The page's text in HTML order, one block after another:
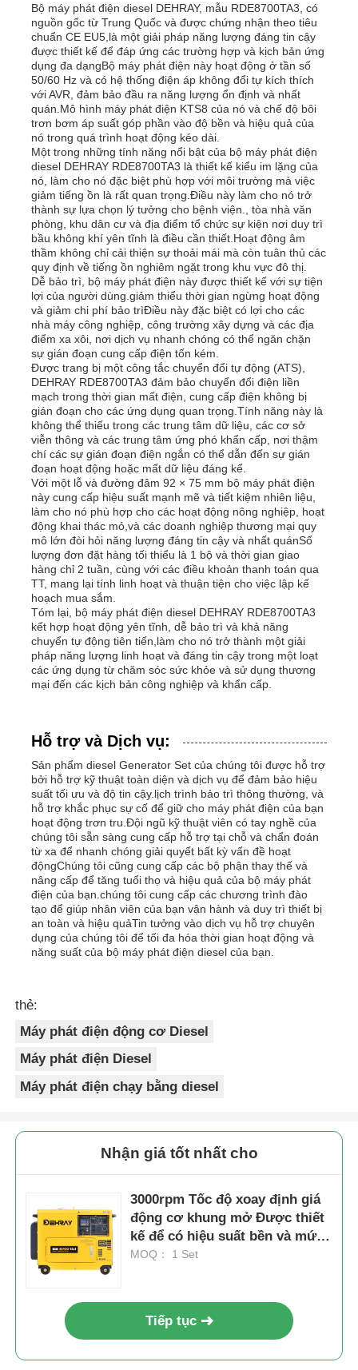
Bộ máy phát điện diesel DEHRAY, mẫu RDE8700TA3, có
nguồn gốc từ Trung Quốc và được chứng nhận theo tiêu
chuẩn CE EU5,là một giải pháp năng lượng đáng tin cậy
được thiết kế để đáp ứng các trường hợp và kịch bản ứng
dụng đa dạngBộ máy phát điện này hoạt động ở tần số
50/60 Hz và có hệ thống điện áp không đổi tự kích thích
với AVR, đảm bảo đầu ra năng lượng ổn định và nhất
quán.Mô hình máy phát điện KTS8 của nó và chế độ bôi
trơn bơm áp suất góp phần vào độ bền và hiệu quả của
nó trong quá trình hoạt động kéo dài.
Một trong những tính năng nổi bật của bộ máy phát điện
diesel DEHRAY RDE8700TA3 là thiết kế kiểu im lặng của
nó, làm cho nó đặc biệt phù hợp với môi trường mà việc
giảm tiếng ồn là rất quan trọng.Điều này làm cho nó trở
thành sự lựa chọn lý tưởng cho bệnh viện., tòa nhà văn
phòng, khu dân cư và địa điểm tổ chức sự kiện nơi duy trì
bầu không khí yên tĩnh là điều cần thiết.Hoạt động âm
thầm không chỉ cải thiện sự thoải mái mà còn tuân thủ các
quy định về tiếng ồn nghiêm ngặt trong khu vực đô thị.
Dễ bảo trì, bộ máy phát điện này được thiết kế với sự tiện
lợi của người dùng.giảm thiểu thời gian ngừng hoạt động
và giảm chi phí bảo trìĐiều này đặc biệt có lợi cho các
nhà máy công nghiệp, công trường xây dựng và các địa
điểm xa xôi, nơi dịch vụ nhanh chóng có thể ngăn chặn
sự gián đoạn cung cấp điện tốn kém.
Được trang bị một công tắc chuyển đổi tự động (ATS),
DEHRAY RDE8700TA3 đảm bảo chuyển đổi điện liền
mạch trong thời gian mất điện, cung cấp điện không bị
gián đoạn cho các ứng dụng quan trọng.Tính năng này là
không thể thiếu trong các trung tâm dữ liệu, các cơ sở
viễn thông và các trung tâm ứng phó khẩn cấp, nơi thậm
chí các sự gián đoạn điện ngắn có thể dẫn đến sự gián
đoạn hoạt động hoặc mất dữ liệu đáng kể.
Với một lỗ và đường đâm 92 × 75 mm bộ máy phát điện
này cung cấp hiệu suất mạnh mẽ và tiết kiệm nhiên liệu,
làm cho nó phù hợp cho các hoạt động nông nghiệp, hoạt
động khai thác mỏ,và các doanh nghiệp thương mại quy
mô lớn đòi hỏi năng lượng đáng tin cậy và nhất quánSố
lượng đơn đặt hàng tối thiểu là 1 bộ và thời gian giao
hàng chỉ 2 tuần, cùng với các điều khoản thanh toán qua
TT, mang lại tính linh hoạt và thuận tiện cho việc lập kế
hoạch mua sắm.
Tóm lại, bộ máy phát điện diesel DEHRAY RDE8700TA3
kết hợp hoạt động yên tĩnh, dễ bảo trì và khả năng
chuyển tự động tiên tiến,làm cho nó trở thành một giải
pháp năng lượng linh hoạt và đáng tin cậy trong một loạt
các ứng dụng từ chăm sóc sức khỏe và sử dụng thương
mại đến các kịch bản công nghiệp và khẩn cấp.
Hỗ trợ và Dịch vụ:
Sản phẩm diesel Generator Set của chúng tôi được hỗ trợ
bởi hỗ trợ kỹ thuật toàn diện và dịch vụ để đảm bảo hiệu
suất tối ưu và độ tin cậy.lịch trình bảo trì thông thường, và
hỗ trợ khắc phục sự cố để giữ cho máy phát điện của bạn
hoạt động trơn tru.Đội ngũ kỹ thuật viên có tay nghề của
chúng tôi sẵn sàng cung cấp hỗ trợ tại chỗ và chẩn đoán
từ xa để nhanh chóng giải quyết bất kỳ vấn đề hoạt
độngChúng tôi cũng cung cấp các bộ phận thay thế và
nâng cấp để tăng tuổi thọ và hiệu quả của bộ máy phát
điện của bạn.chúng tôi cung cấp các chương trình đào
tạo để giúp nhân viên của bạn vận hành và duy trì thiết bị
an toàn và hiệu quảTin tưởng vào dịch vụ hỗ trợ chuyên
dụng của chúng tôi để tối đa hóa thời gian hoạt động và
năng suất của bộ máy phát điện diesel của bạn.
thẻ:
Máy phát điện động cơ Diesel
Máy phát điện Diesel
Máy phát điện chạy bằng diesel
Nhận giá tốt nhất cho
3000rpm Tốc độ xoay định giá
động cơ khung mở Được thiết
kế để có hiệu suất bền và mức
tiếng ồn thấp 72 DBA ở khoảng
MOQ： 1 Set
Tiếp tục